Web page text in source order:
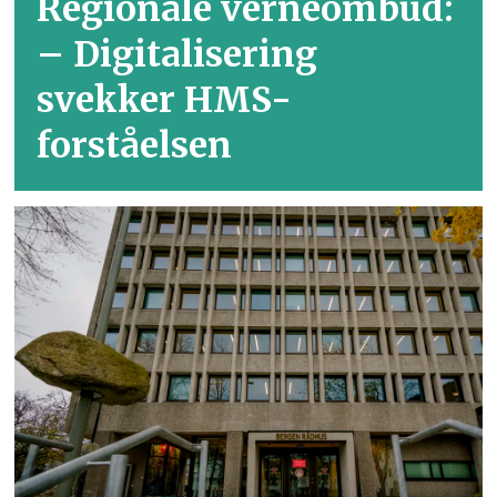
Regionale verneombud:
– Digitalisering
svekker HMS-
forståelsen